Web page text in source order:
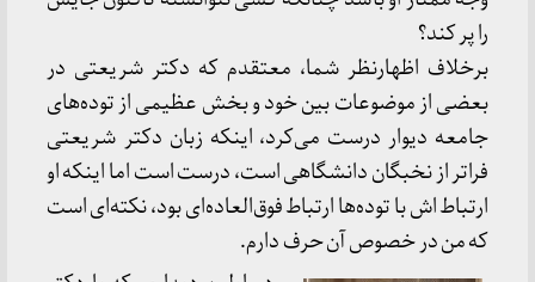
را پر کند؟
برخلاف اظهارنظر شما، معتقدم که دکتر شریعتی در
بعضی از موضوعات بین خود و بخش عظیمی از توده‌های
جامعه دیوار درست می‌کرد، اینکه زبان دکتر شریعتی
فراتر از نخبگان دانشگاهی است، درست است اما اینکه او
ارتباط‌ اش با توده‌ها ارتباط فوق‌العاده‌ای بود، نکته‌ای است
که من در خصوص آن حرف دارم.